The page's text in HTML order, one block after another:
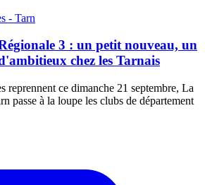
- Tarn
3 : un petit nouveau, un
chez les Tarnais
reprennent ce dimanche 21 septembre, La
passe à la loupe les clubs de département